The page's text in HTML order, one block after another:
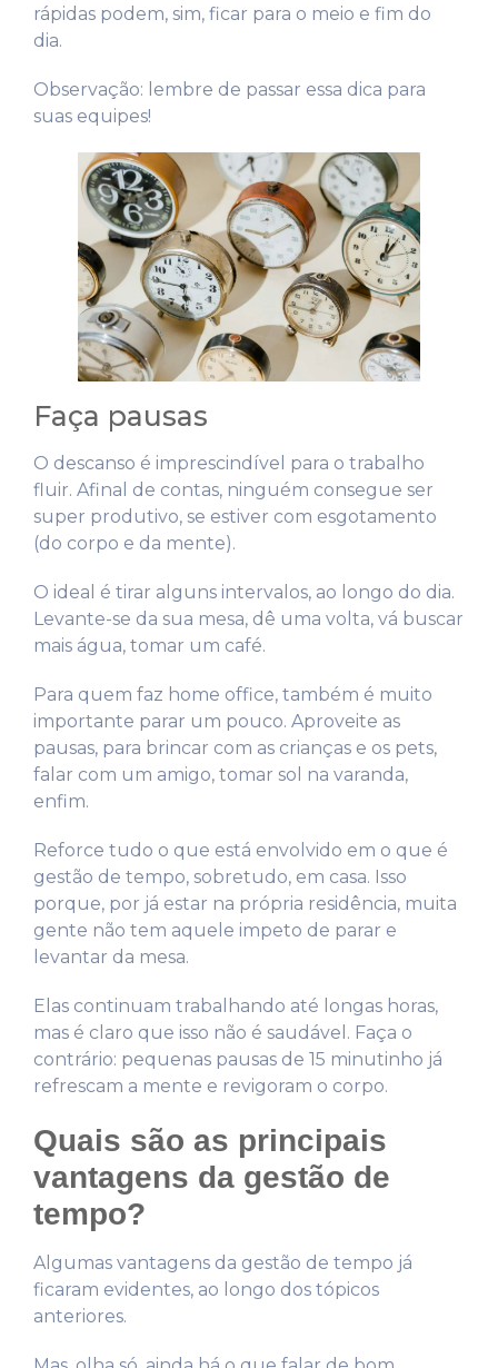
rápidas podem, sim, ficar para o meio e fim do
dia.
Observação: lembre de passar essa dica para
suas equipes!
Faça pausas
O descanso é imprescindível para o trabalho
fluir. Afinal de contas, ninguém consegue ser
super produtivo, se estiver com esgotamento
(do corpo e da mente).
O ideal é tirar alguns intervalos, ao longo do dia.
Levante-se da sua mesa, dê uma volta, vá buscar
mais água, tomar um café.
Para quem faz home office, também é muito
importante parar um pouco. Aproveite as
pausas, para brincar com as crianças e os pets,
falar com um amigo, tomar sol na varanda,
enfim.
Reforce tudo o que está envolvido em o que é
gestão de tempo, sobretudo, em casa. Isso
porque, por já estar na própria residência, muita
gente não tem aquele impeto de parar e
levantar da mesa.
Elas continuam trabalhando até longas horas,
mas é claro que isso não é saudável. Faça o
contrário: pequenas pausas de 15 minutinho já
refrescam a mente e revigoram o corpo.
Quais são as principais
vantagens da gestão de
tempo?
Algumas vantagens da gestão de tempo já
ficaram evidentes, ao longo dos tópicos
anteriores.